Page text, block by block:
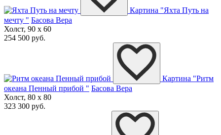
Картина "Яхта Путь на
мечту " Басова Вера
Холст, 90 x 60
254 500 руб.
Картина "Ритм
океана Пенный прибой " Басова Вера
Холст, 80 x 80
323 300 руб.